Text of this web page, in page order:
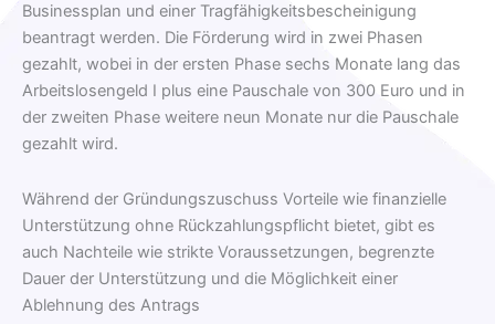
Businessplan und einer Tragfähigkeitsbescheinigung
beantragt werden. Die Förderung wird in zwei Phasen
gezahlt, wobei in der ersten Phase sechs Monate lang das
Arbeitslosengeld I plus eine Pauschale von 300 Euro und in
der zweiten Phase weitere neun Monate nur die Pauschale
gezahlt wird.
Während der Gründungszuschuss Vorteile wie finanzielle
Unterstützung ohne Rückzahlungspflicht bietet, gibt es
auch Nachteile wie strikte Voraussetzungen, begrenzte
Dauer der Unterstützung und die Möglichkeit einer
Ablehnung des Antrags